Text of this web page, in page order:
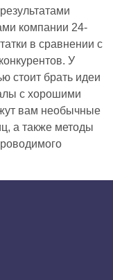
компании 24-
в сравнении с
У
стоит брать идеи
с хорошими
вам необычные
а также методы